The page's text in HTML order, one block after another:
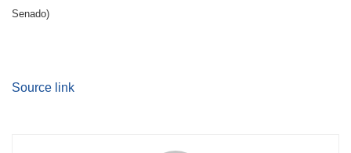
Senado)
Source link